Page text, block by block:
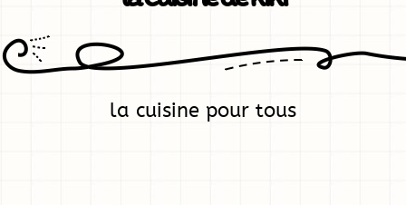
la cuisine pour tous